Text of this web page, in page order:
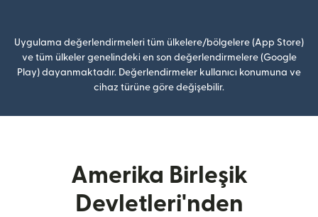
Uygulama değerlendirmeleri tüm ülkelere/bölgelere (App Store)
ve tüm ülkeler genelindeki en son değerlendirmelere (Google
Play) dayanmaktadır. Değerlendirmeler kullanıcı konumuna ve
cihaz türüne göre değişebilir.
Amerika Birleşik
Devletleri'nden